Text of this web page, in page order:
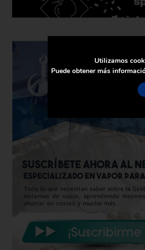
Utilizamos
Puede obtener más